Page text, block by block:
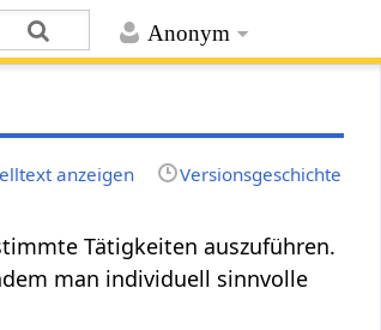
Anonym
anzeigen Versionsgeschichte
Tätigkeiten auszuführen.
man individuell sinnvolle